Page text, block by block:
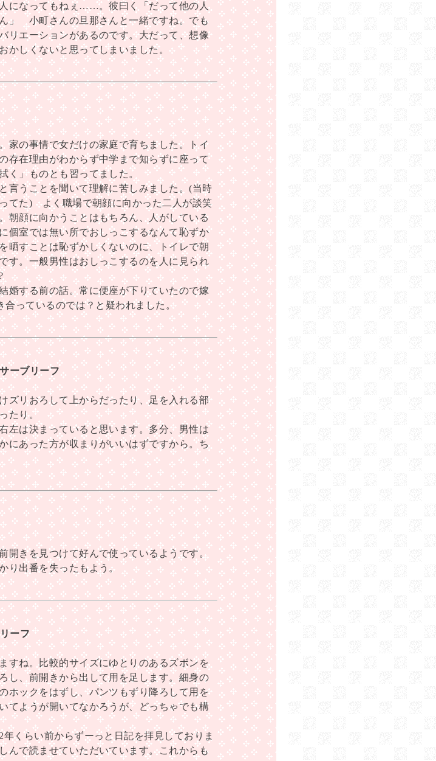
になってもねぇ……。彼曰く「だって他の人
」 小町さんの旦那さんと一緒ですね。でも
リエーションがあるのです。大だって、想像
かしくないと思ってしまいました。
家の事情で女だけの家庭で育ちました。トイ
存在理由がわからず中学まで知らずに座って
く」ものとも習ってました。
言うことを聞いて理解に苦しみました。(当時
てた) よく職場で朝顔に向かった二人が談笑
朝顔に向かうことはもちろん、人がしている
個室では無い所でおしっこするなんて恥ずか
すことは恥ずかしくないのに、トイレで朝
す。一般男性はおしっこするのを人に見られ
婚する前の話。常に便座が下りていたので嫁
っているのでは？と疑われました。
ーブリーフ
ズリおろして上からだったり、足を入れる部
たり。
左は決まっていると思います。多分、男性は
にあった方が収まりがいいはずですから。ち
開きを見つけて好んで使っているようです。
り出番を失ったもよう。
ーフ
すね。比較的サイズにゆとりのあるズボンを
し、前開きから出して用を足します。細身の
ホックをはずし、パンツもずり降ろして用を
てようが開いてなかろうが、どっちゃでも構
くらい前からずーっと日記を拝見しておりま
んで読ませていただいています。これからも